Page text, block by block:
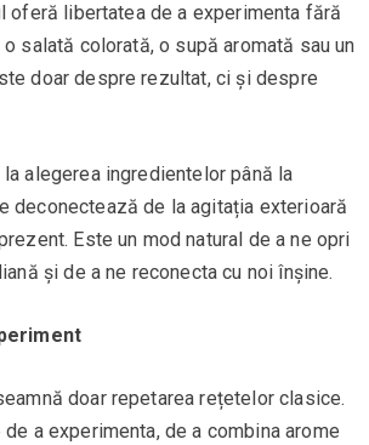
oferă libertatea de a experimenta fără
salată colorată, o supă aromată sau un
doar despre rezultat, ci și despre
alegerea ingredientelor până la
deconectează de la agitația exterioară
Este un mod natural de a ne opri
și de a ne reconecta cu noi înșine.
doar repetarea rețetelor clasice.
a experimenta, de a combina arome